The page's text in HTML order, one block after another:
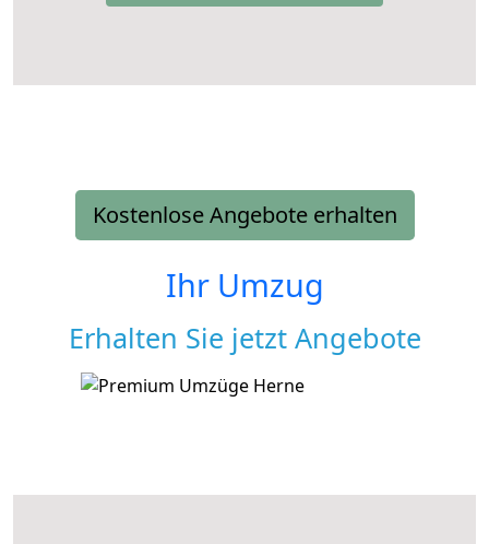
Kostenlose Angebote erhalten
Ihr Umzug
Erhalten Sie jetzt Angebote